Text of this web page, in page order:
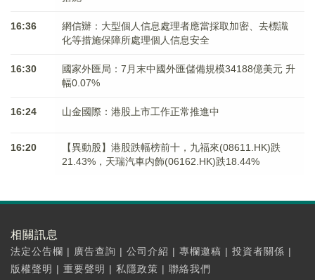
16:36
網信辦：大型個人信息處理者應當採取加密、去標識
化等措施保障所處理個人信息安全
16:30
國家外匯局：7月末中國外匯儲備規模34188億美元 升
幅0.07%
16:24 山金國際：港股上市工作正常推進中
16:20
【異動股】港股跌幅榜前十，九福來(08611.HK)跌
21.43%，天瑞汽車内飾(06162.HK)跌18.44%
相關訊息
法定公告欄 | 廣告查詢 | 公司介紹 | 專欄邀稿 | 投資者關係 |
版權聲明 | 重要聲明 | 私隱政策 | 聯絡我們